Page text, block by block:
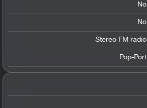
No
No
Stereo FM radio
Pop-Port